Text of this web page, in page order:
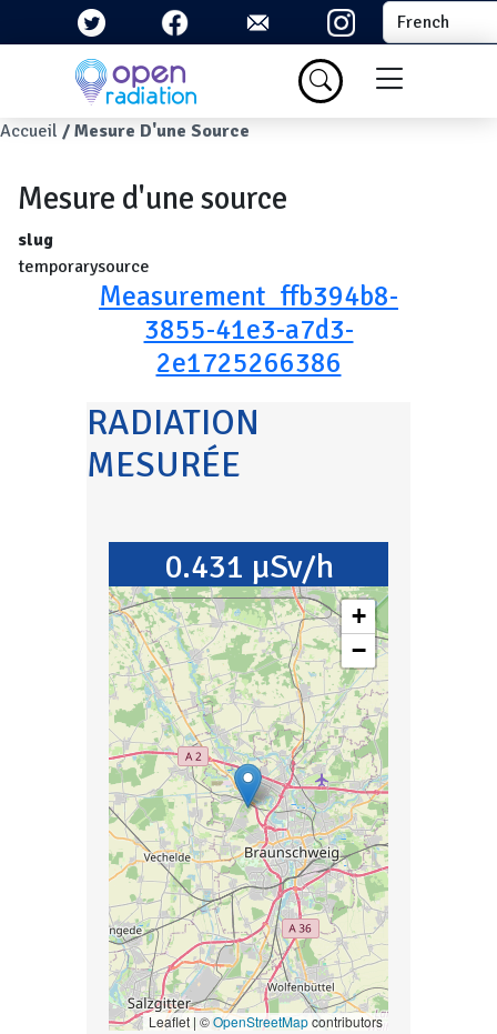
Aller au contenu principal Select your
Menu du
Fil d'Ariane
Accueil Mesure D'une Source
Mesure d'une source
slug
temporarysource
Measurement_ffb394b8-
3855-41e3-a7d3-
2e1725266386
RADIATION
MESURÉE
0.431 µSv/h
+
−
Leaflet | ©OpenStreetMapcontributors